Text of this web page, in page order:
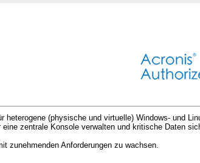
(physische und virtuelle) Windows- und
zentrale Konsole verwalten und kritische Daten
zunehmenden Anforderungen zu wachsen.